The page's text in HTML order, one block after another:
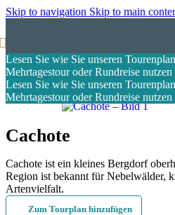
Skip to navigation Skip to main
Lesen Sie wie Sie unseren
Mehrtagestour oder Rundreise
Lesen Sie wie Sie unseren
Mehrtagestour oder Rundreise
Cachote
Cachote ist ein kleines Bergdorf
Region ist bekannt für Nebelwälder,
Artenvielfalt.
Zum Tourplan hinzufügen